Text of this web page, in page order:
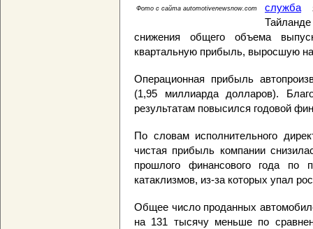
Фото с сайта automotivenewsnow.com
служба
снижения общего объема
квартальную прибыль, выросшую
Операционная прибыль
(1,95 миллиарда долларов).
результатам повысился годовой
По словам исполнительного
чистая прибыль компании
прошлого финансового года по
катаклизмов, из-за которых упал
Общее число проданных
на 131 тысячу меньше по